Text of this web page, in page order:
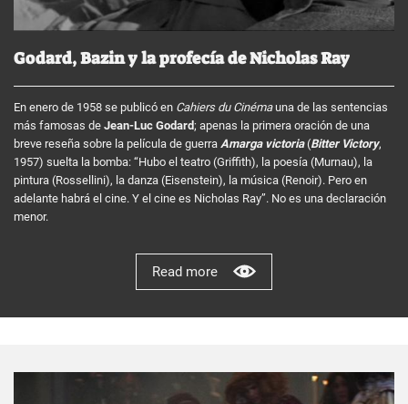
Godard, Bazin y la profecía de Nicholas Ray
En enero de 1958 se publicó en Cahiers du Cinémauna de las sentencias
más famosas de Jean-Luc Godard; apenas la primera oración de una
breve reseña sobre la película de guerra Amarga victoria(Bitter Victory,
1957) suelta la bomba: “Hubo el teatro (Griffith), la poesía (Murnau), la
pintura (Rossellini), la danza (Eisenstein), la música (Renoir). Pero en
adelante habrá el cine. Y el cine es Nicholas Ray”. No es una declaración
menor.
Read more